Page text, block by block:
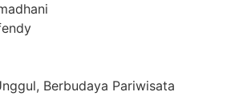
Berbudaya Pariwisata